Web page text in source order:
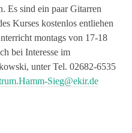
Es sind ein paar Gitarren
Kurses kostenlos entliehen
montags von 17-18
bei Interesse im
unter Tel. 02682-6535
Sieg@ekir.de